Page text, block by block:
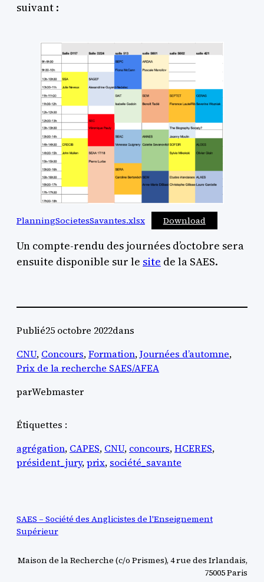
suivant :
PlanningSocietesSavantes.xlsx Download
Un compte-rendu des journées d’octobre sera
ensuite disponible sur le site de la SAES.
Publié25 octobre 2022dans
CNU, Concours, Formation, Journées d’automne
Prix de la recherche SAES/AFEA
parWebmaster
Étiquettes :
agrégation, CAPES, CNU, concours, HCERES
président_jury, prix, société_savante
SAES – Société des Anglicistes de l'Enseignement
Supérieur
Maison de la Recherche (c/o Prismes), 4 rue des Irlandais,
75005 Paris